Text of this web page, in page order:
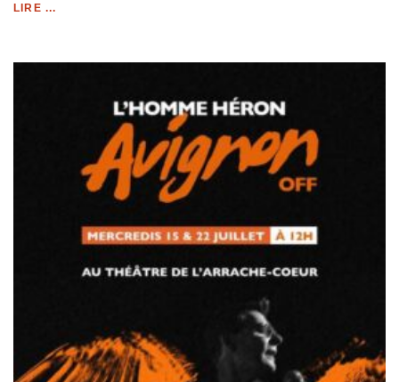
LIRE ...